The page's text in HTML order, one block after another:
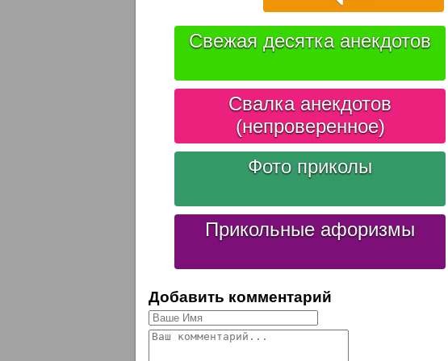
Свежая десятка анекдотов
Свалка анекдотов
(непроверенное)
Фото приколы
Прикольные афоризмы
Добавить комментарий